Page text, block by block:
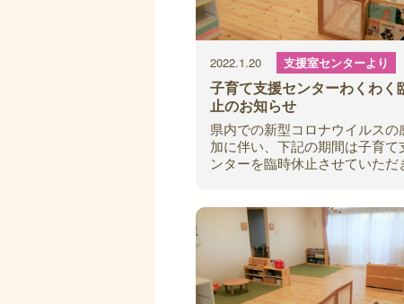
2022.1.20 支援室センターより
子育て支援センターわくわく
止のお知らせ
県内での新型コロナウイルスの
加に伴い、下記の期間は子育て
ンターを臨時休止させていただ
のほどよろし